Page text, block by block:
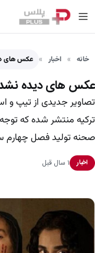
خانه اخبار عکس های
عکس های دیده نشده
تصاویر جدیدی از تیپ و
ترکیه منتشر شده که
صحنه تولید فصل چهارم
اخبار ۱ سال قبل